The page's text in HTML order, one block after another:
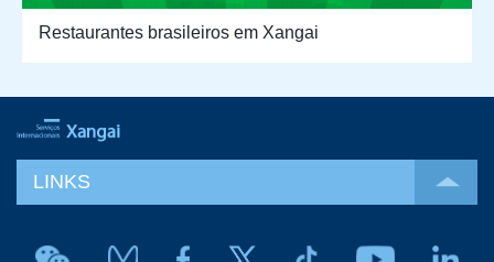
Restaurantes brasileiros em Xangai
LINKS